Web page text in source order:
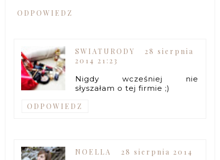
ODPOWIEDZ
SWIATURODY
28 sierpnia
2014 21:23
Nigdy wcześniej nie
słyszałam o tej firmie ;)
ODPOWIEDZ
NOELLA
28 sierpnia 2014